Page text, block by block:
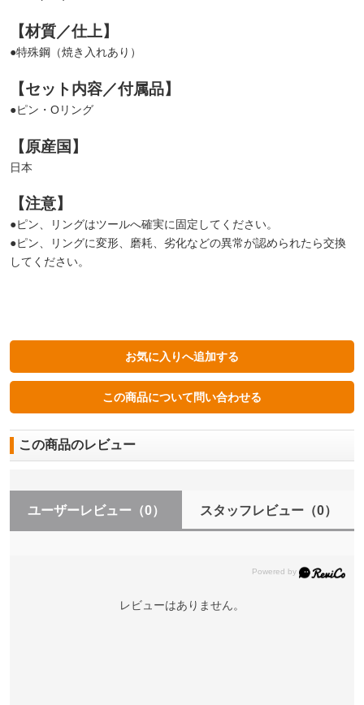
【材質／仕上】
●特殊鋼（焼き入れあり）
【セット内容／付属品】
●ピン・Oリング
【原産国】
日本
【注意】
●ピン、リングはツールへ確実に固定してください。
●ピン、リングに変形、磨耗、劣化などの異常が認められたら交換
してください。
この商品のレビュー
ユーザーレビュー （0） スタッフレビュー（0）
レビューはありません。